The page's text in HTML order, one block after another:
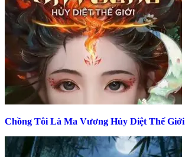
Chồng Tôi Là Ma Vương Hủy Diệt Thế Giới